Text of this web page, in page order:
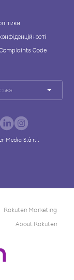
Code
Media S.à r.l.
Rakuten Marketing
About Rakuten